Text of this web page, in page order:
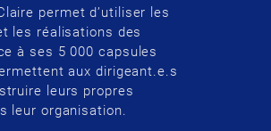
permet d’utiliser les
les réalisations des
à ses 5 000 capsules
aux dirigeant.e.s
leurs propres
leur organisation.